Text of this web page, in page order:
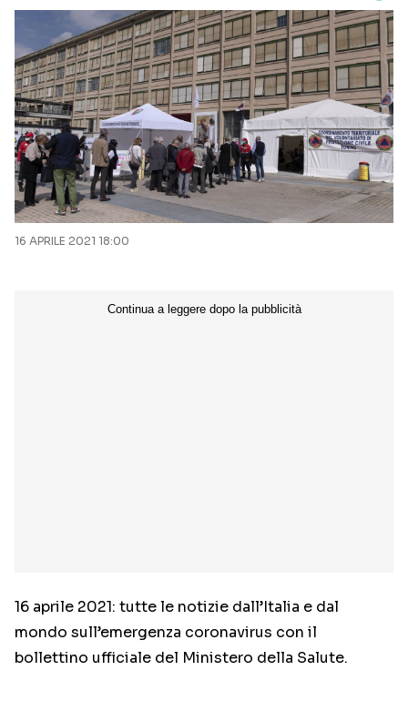
16 APRILE 2021 18:00
16 aprile 2021: tutte le notizie dall’Italia e dal
mondo sull’emergenza coronavirus con il
bollettino ufficiale del Ministero della Salute.